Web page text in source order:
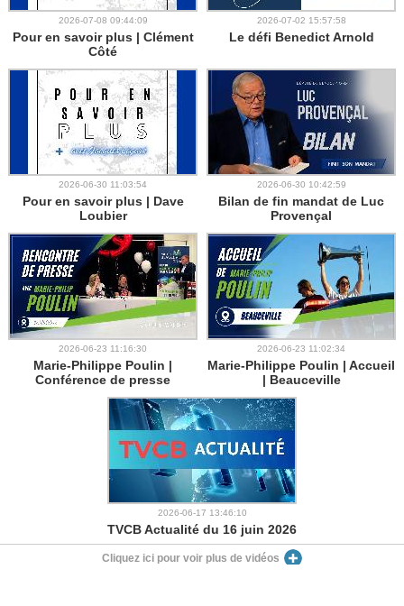
2026-07-08 09:44:09
Pour en savoir plus | Clément
Côté
2026-07-02 15:57:58
Le défi Benedict Arnold
2026-06-30 11:03:54
Pour en savoir plus | Dave
Loubier
2026-06-30 10:42:59
Bilan de fin mandat de Luc
Provençal
2026-06-23 11:16:30
Marie-Philippe Poulin |
Conférence de presse
2026-06-23 11:02:34
Marie-Philippe Poulin | Accueil
| Beauceville
2026-06-17 13:46:10
TVCB Actualité du 16 juin 2026
Cliquez ici pour voir plus de vidéos